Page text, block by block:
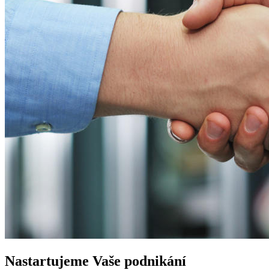
Nastartujeme Vaše podnikání